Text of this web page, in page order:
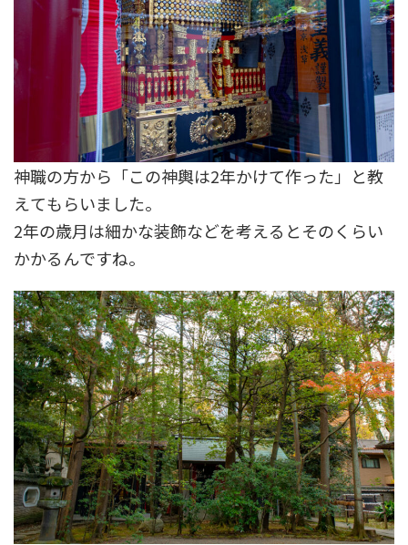
神職の方から「この神輿は2年かけて作った」と教
えてもらいました。
2年の歳月は細かな装飾などを考えるとそのくらい
かかるんですね。